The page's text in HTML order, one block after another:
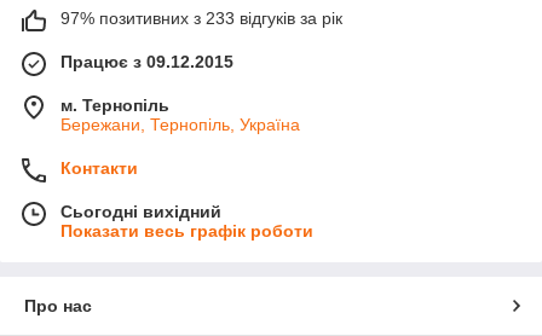
97% позитивних з 233 відгуків за рік
Працює з 09.12.2015
м. Тернопіль
Бережани, Тернопіль, Україна
Контакти
Сьогодні вихідний
Показати весь графік роботи
Про нас